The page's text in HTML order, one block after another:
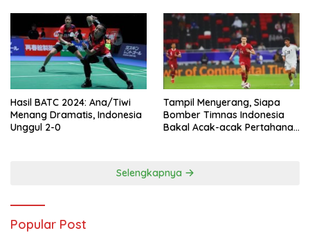
Hasil BATC 2024: Ana/Tiwi
Menang Dramatis, Indonesia
Unggul 2-0
Tampil Menyerang, Siapa
Bomber Timnas Indonesia
Bakal Acak-acak Pertahanan
Selengkapnya
Popular Post